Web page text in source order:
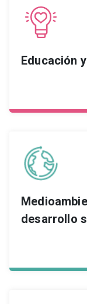
Educación
desarrollo